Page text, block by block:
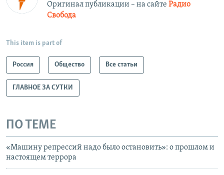
Оригинал публикации – на сайте Радио
Свобода
This item is part of
Россия Общество Все статьи
ГЛАВНОЕ ЗА СУТКИ
ПО ТЕМЕ
«Машину репрессий надо было остановить»: о прошлом и
настоящем террора